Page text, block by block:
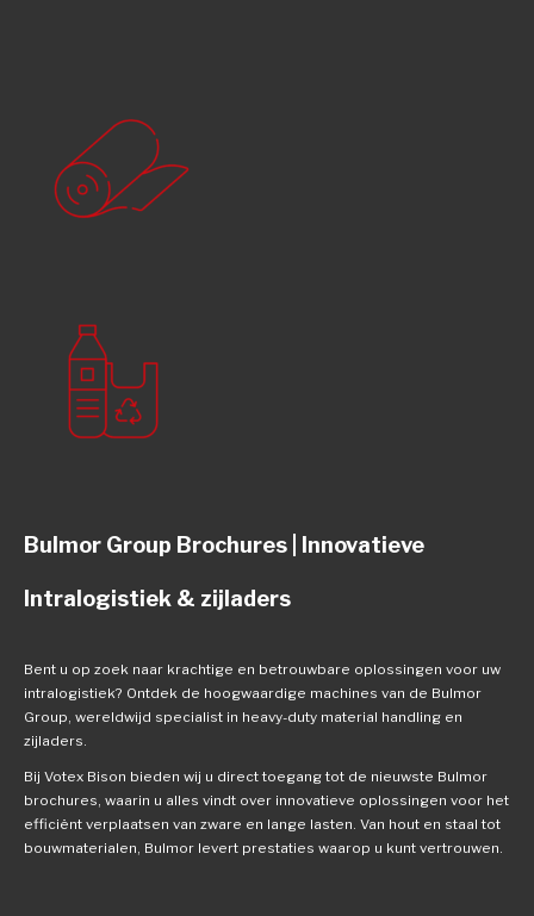
Bulmor Group Brochures | Innovatieve
Intralogistiek & zijladers
Bent u op zoek naar krachtige en betrouwbare oplossingen voor uw
intralogistiek? Ontdek de hoogwaardige machines van de Bulmor
Group, wereldwijd specialist in heavy-duty material handling en
zijladers.
Bij Votex Bison bieden wij u direct toegang tot de nieuwste Bulmor
brochures, waarin u alles vindt over innovatieve oplossingen voor het
efficiënt verplaatsen van zware en lange lasten. Van hout en staal tot
bouwmaterialen, Bulmor levert prestaties waarop u kunt vertrouwen.